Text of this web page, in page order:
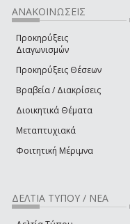
ΑΝΑΚΟΙΝΩΣΕΙΣ
Προκηρύξεις
Διαγωνισμών
Προκηρύξεις Θέσεων
Βραβεία / Διακρίσεις
Διοικητικά Θέματα
Μεταπτυχιακά
Φοιτητική Μέριμνα
ΔΕΛΤΙΑ ΤΥΠΟΥ / ΝΕΑ